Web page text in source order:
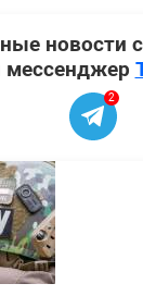
новости
2